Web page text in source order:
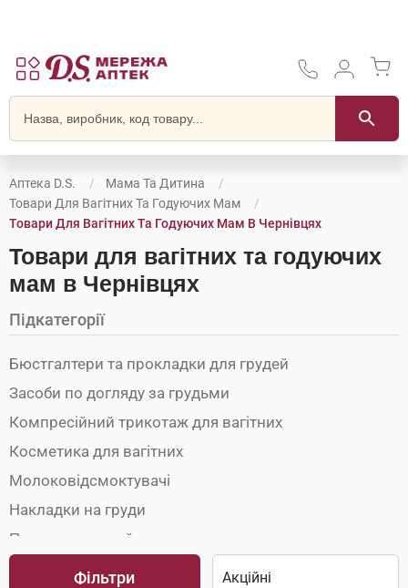
Аптека D.S.
Мама Та Дитина
Товари Для Вагітних Та Годуючих Мам
Товари Для Вагітних Та Годуючих Мам В Чернівцях
Товари для вагітних та годуючих
мам в Чернівцях
Підкатегорії
Бюстгалтери та прокладки для грудей
Засоби по догляду за грудьми
Компресійний трикотаж для вагітних
Косметика для вагітних
Молоковідсмоктувачі
Накладки на груди
Пакети та контейнери для молока
Пояси до- і післяпологові
Фільтри